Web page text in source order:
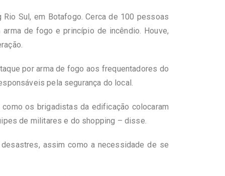
Sul, em Botafogo. Cerca de 100 pessoas
de fogo e princípio de incêndio. Houve,
por arma de fogo aos frequentadores do
pela segurança do local.
os brigadistas da edificação colocaram
de militares e do shopping – disse.
assim como a necessidade de se